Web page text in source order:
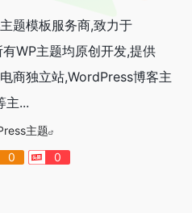
题模板服务商,致力于
WP主题均原创开发,提供
商独立站,WordPress博客主
主...
主题
0 0